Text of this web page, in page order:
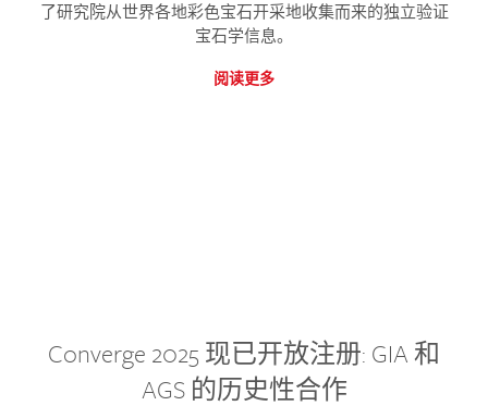
了研究院从世界各地彩色宝石开采地收集而来的独立验证
宝石学信息。
阅读更多
Converge 2025 现已开放注册: GIA 和
AGS 的历史性合作